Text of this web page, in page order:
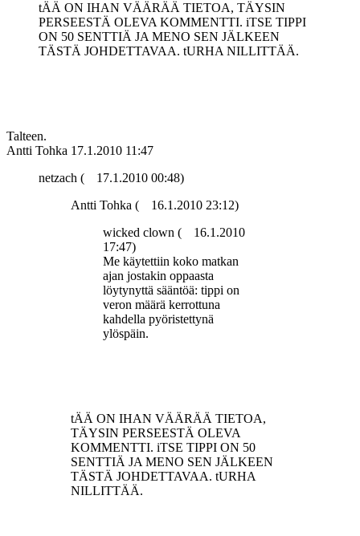
tÄÄ ON IHAN VÄÄRÄÄ TIETOA, TÄYSIN
PERSEESTÄ OLEVA KOMMENTTI. iTSE TIPPI
ON 50 SENTTIÄ JA MENO SEN JÄLKEEN
TÄSTÄ JOHDETTAVAA. tURHA NILLITTÄÄ.
Talteen.
Antti Tohka 17.1.2010 11:47
netzach (
17.1.2010 00:48)
Antti Tohka (
16.1.2010 23:12)
wicked clown (
16.1.2010
17:47)
Me käytettiin koko matkan
ajan jostakin oppaasta
löytynyttä sääntöä: tippi on
veron määrä kerrottuna
kahdella pyöristettynä
ylöspäin.
tÄÄ ON IHAN VÄÄRÄÄ TIETOA,
TÄYSIN PERSEESTÄ OLEVA
KOMMENTTI. iTSE TIPPI ON 50
SENTTIÄ JA MENO SEN JÄLKEEN
TÄSTÄ JOHDETTAVAA. tURHA
NILLITTÄÄ.